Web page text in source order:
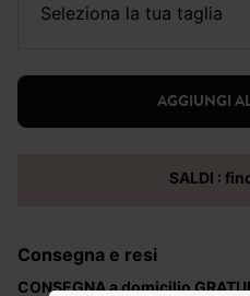
seleziona la tua taglia
AGGIUNGI
SALDI :
Consegna e resi
CONSEGNA a domicilio